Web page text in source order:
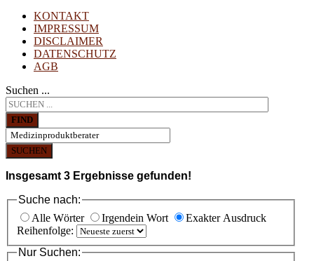
KONTAKT
IMPRESSUM
DISCLAIMER
DATENSCHUTZ
AGB
Suchen ...
FIND
SUCHEN
Insgesamt 3 Ergebnisse gefunden!
Suche nach:
Alle Wörter
Irgendein Wort
Exakter Ausdruck
Reihenfolge:
Nur Suchen: